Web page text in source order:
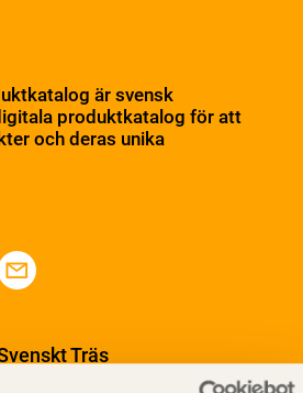
är svensk
produktkatalog för att
och deras unika
Träs